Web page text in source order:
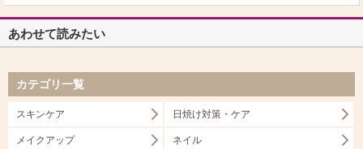
あわせて読みたい
カテゴリ一覧
スキンケア 日焼け対策・ケア
メイクアップ ネイル